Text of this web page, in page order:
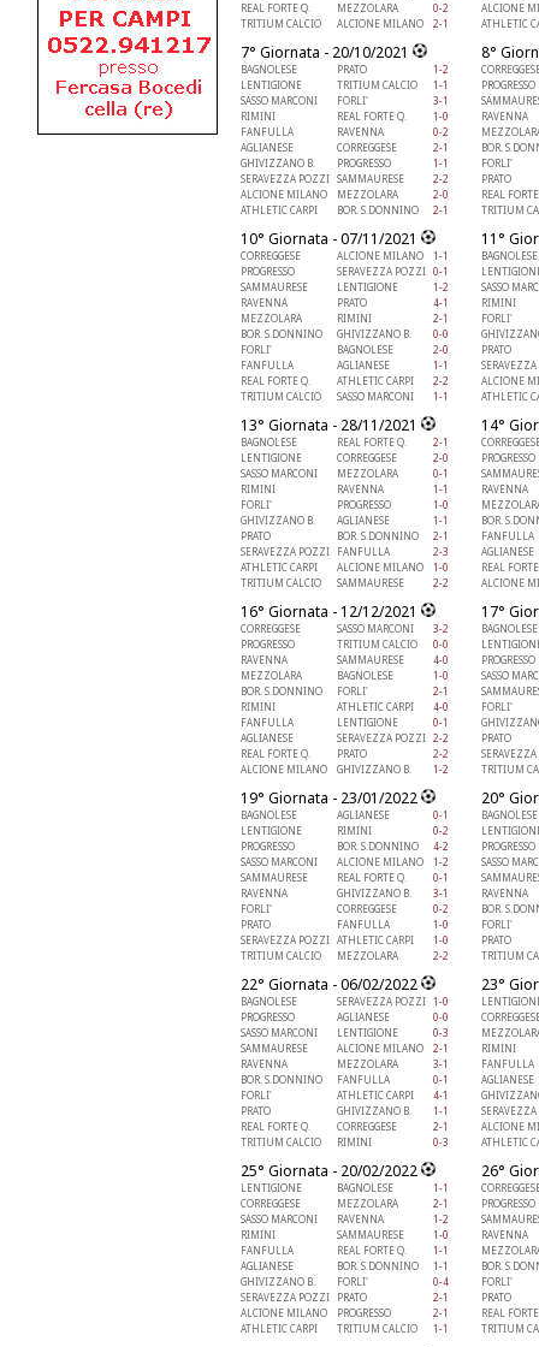
REAL FORTE Q.
MEZZOLARA
0-2
TRITIUM CALCIO
ALCIONE MILANO 2-1
7° Giornata - 20/10/2021
BAGNOLESE PRATO
1-2
LENTIGIONE
TRITIUM CALCIO
1-1
SASSO MARCONI
FORLI'
3-1
RIMINI
REAL FORTE Q.
1-0
FANFULLA
RAVENNA
0-2
AGLIANESE
CORREGGESE
2-1
GHIVIZZANO B.
PROGRESSO
1-1
SERAVEZZA POZZI SAMMAURESE
2-2
ALCIONE MILANO
MEZZOLARA
2-0
ATHLETIC CARPI
BOR. S.DONNINO 2-1
10° Giornata - 07/11/2021
CORREGGESE ALCIONE MILANO
1-1
PROGRESSO
SERAVEZZA POZZI 0-1
SAMMAURESE
LENTIGIONE
1-2
RAVENNA
PRATO
4-1
MEZZOLARA
RIMINI
2-1
BOR. S.DONNINO
GHIVIZZANO B.
0-0
FORLI'
BAGNOLESE
2-0
FANFULLA
AGLIANESE
1-1
REAL FORTE Q.
ATHLETIC CARPI
2-2
TRITIUM CALCIO
SASSO MARCONI 1-1
13° Giornata - 28/11/2021
BAGNOLESE REAL FORTE Q.
2-1
LENTIGIONE
CORREGGESE
2-0
SASSO MARCONI
MEZZOLARA
0-1
RIMINI
RAVENNA
1-1
FORLI'
PROGRESSO
1-0
GHIVIZZANO B.
AGLIANESE
1-1
PRATO
BOR. S.DONNINO
2-1
SERAVEZZA POZZI
FANFULLA
2-3
ATHLETIC CARPI
ALCIONE MILANO
1-0
TRITIUM CALCIO
SAMMAURESE 2-2
16° Giornata - 12/12/2021
CORREGGESE SASSO MARCONI
3-2
PROGRESSO
TRITIUM CALCIO
0-0
RAVENNA
SAMMAURESE
4-0
MEZZOLARA
BAGNOLESE
1-0
BOR. S.DONNINO
FORLI'
2-1
RIMINI
ATHLETIC CARPI
4-0
FANFULLA
LENTIGIONE
0-1
AGLIANESE
SERAVEZZA POZZI 2-2
REAL FORTE Q.
PRATO
2-2
ALCIONE MILANO
GHIVIZZANO B. 1-2
19° Giornata - 23/01/2022
BAGNOLESE AGLIANESE
0-1
LENTIGIONE
RIMINI
0-2
PROGRESSO
BOR. S.DONNINO
4-2
SASSO MARCONI
ALCIONE MILANO
1-2
SAMMAURESE
REAL FORTE Q.
0-1
RAVENNA
GHIVIZZANO B.
3-1
FORLI'
CORREGGESE
0-2
PRATO
FANFULLA
1-0
SERAVEZZA POZZI ATHLETIC CARPI
1-0
TRITIUM CALCIO
MEZZOLARA 2-2
22° Giornata - 06/02/2022
BAGNOLESE SERAVEZZA POZZI 1-0
PROGRESSO
AGLIANESE
0-0
SASSO MARCONI
LENTIGIONE
0-3
SAMMAURESE
ALCIONE MILANO
2-1
RAVENNA
MEZZOLARA
3-1
BOR. S.DONNINO
FANFULLA
0-1
FORLI'
ATHLETIC CARPI
4-1
PRATO
GHIVIZZANO B.
1-1
REAL FORTE Q.
CORREGGESE
2-1
TRITIUM CALCIO
RIMINI 0-3
25° Giornata - 20/02/2022
LENTIGIONE BAGNOLESE
1-1
CORREGGESE
MEZZOLARA
2-1
SASSO MARCONI
RAVENNA
1-2
RIMINI
SAMMAURESE
1-0
FANFULLA
REAL FORTE Q.
1-1
AGLIANESE
BOR. S.DONNINO
1-1
GHIVIZZANO B.
FORLI'
0-4
SERAVEZZA POZZI
PRATO
2-1
ALCIONE MILANO
PROGRESSO
2-1
ATHLETIC CARPI
TRITIUM CALCIO 1-1
ALCIONE
ATHLETIC
8°
PROGRESSO
RAVENNA
BOR.
FORLI'
PRATO
REAL
TRITIUM
11°
BAGNOLESE
SASSO
RIMINI
FORLI'
PRATO
ALCIONE
ATHLETIC
14°
PROGRESSO
RAVENNA
BOR.
FANFULLA
AGLIANESE
REAL
ALCIONE
17°
BAGNOLESE
PROGRESSO
SASSO
FORLI'
PRATO
TRITIUM
20°
BAGNOLESE
PROGRESSO
SASSO
RAVENNA
BOR.
FORLI'
PRATO
TRITIUM
23°
RIMINI
FANFULLA
AGLIANESE
ALCIONE
ATHLETIC
26°
PROGRESSO
RAVENNA
BOR.
FORLI'
PRATO
REAL
TRITIUM